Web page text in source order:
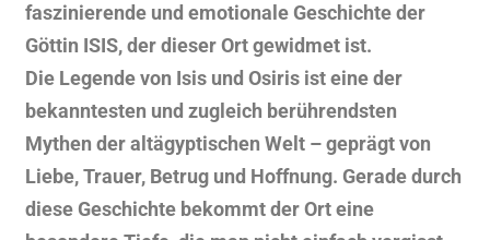
faszinierende und emotionale Geschichte der
Göttin ISIS, der dieser Ort gewidmet ist.
Die Legende von Isis und Osiris ist eine der
bekanntesten und zugleich berührendsten
Mythen der altägyptischen Welt – geprägt von
Liebe, Trauer, Betrug und Hoffnung. Gerade durch
diese Geschichte bekommt der Ort eine